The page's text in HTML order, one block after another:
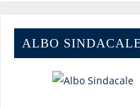
ALBO SINDACALE